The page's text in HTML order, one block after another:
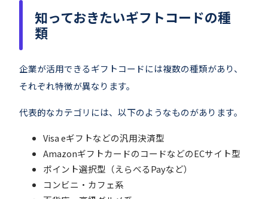
知っておきたいギフトコードの種
類
企業が活用できるギフトコードには複数の種類があり、
それぞれ特徴が異なります。
代表的なカテゴリには、以下のようなものがあります。
Visa eギフトなどの汎用決済型
AmazonギフトカードのコードなどのECサイト型
ポイント選択型（えらべるPayなど）
コンビニ・カフェ系